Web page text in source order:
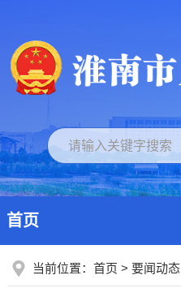
首页
当前位置： 首页 > 要闻动态